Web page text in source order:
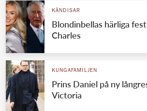
Danska kungahuset
Spanska kungahuset
Jordanska kungahuset
Luxemburgska
KÄNDISAR
Blondinbellas härliga
Charles
KUNGAFAMILJEN
Prins Daniel på ny
Victoria